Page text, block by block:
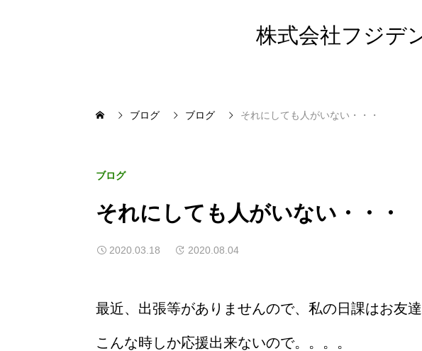
株式会社フジデ
ブログ ブログ それにしても人がいない・・・
ブログ
それにしても人がいない・・・
2020.03.18 2020.08.04
最近、出張等がありませんので、私の日課はお友
こんな時しか応援出来ないので。。。。